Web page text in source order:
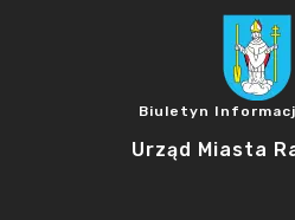
Biuletyn
Urząd Miasta